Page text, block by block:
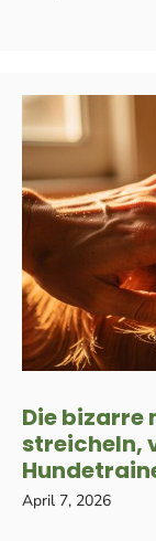
Die bizarre
streicheln,
April 7, 2026